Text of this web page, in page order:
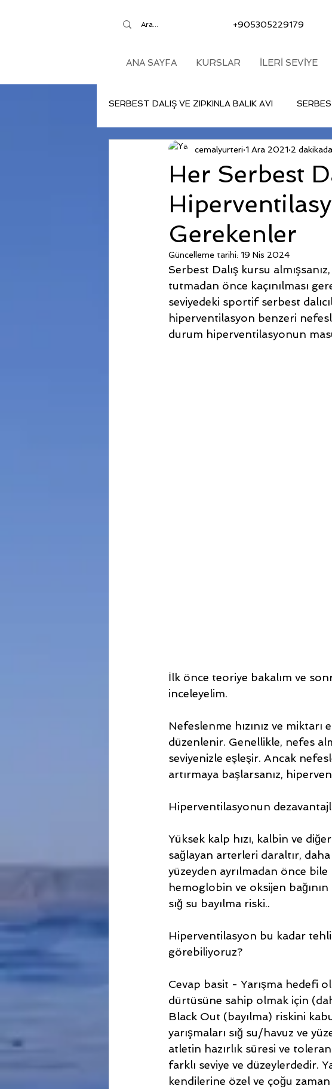
+905305229179
ANA SAYFA KURSLAR İLERİ SEVİYE
SERBEST DALIŞ VE ZIPKINLA BALIK AVI
Her Serbest
Gerekenler
cemalyurteri 1 Ara 2021 2
Güncelleme tarihi: 19 Nis 2024
Serbest Dalış kursu
tutmadan önce kaçınılması
seviyedeki sportif serbest
hiperventilasyon benzeri
durum hiperventilasyonun
İlk önce teoriye bakalım ve
inceleyelim.
Nefeslenme hızınız ve
düzenlenir. Genellikle, nefes
seviyenizle eşleşir. Ancak
artırmaya başlarsanız,
Hiperventilasyonun
Yüksek kalp hızı, kalbin ve
sağlayan arterleri daraltır,
yüzeyden ayrılmadan önce
hemoglobin ve oksijen bağının
sığ su bayılma riski..
Hiperventilasyon bu kadar
görebiliyoruz?
Cevap basit - Yarışma hedefi
dürtüsüne sahip olmak için
Black Out (bayılma) riskini
yarışmaları sığ su/havuz ve
atletin hazırlık süresi ve
farklı seviye ve düzeylerdedir.
kendilerine özel ve çoğu